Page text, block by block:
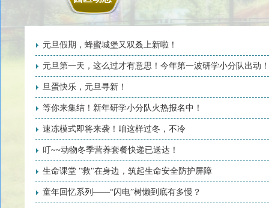
元旦假期，蜂蜜城堡又双叒上新啦！
元旦第一天，这么过才有意思！今年第一波研学小分队出动！
旦蛋快乐，元旦寻新！
等你来集结！新年研学小分队火热报名中！
速冻模式即将来袭！咱这样过冬，不冷
叮~~动物冬季营养套餐快递已送达！
生命课堂 "救"在身边，筑起生命安全防护屏障
童年回忆系列——“闪电”树懒到底有多慢？